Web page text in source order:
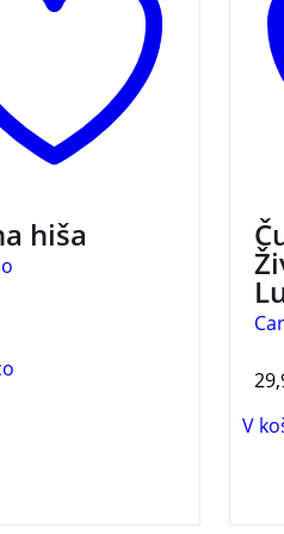
romana, ter ga
nadgradi.
NOČNA HIŠA
hiša
V